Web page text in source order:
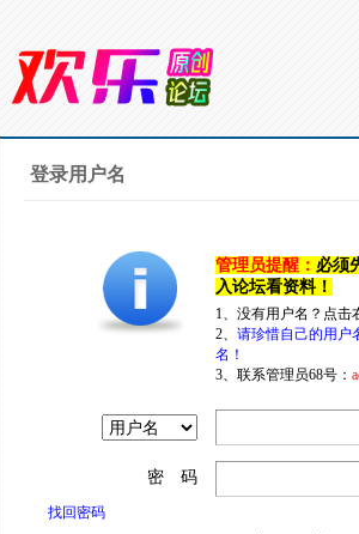
登录用户名
管理员提醒： 必须
入论坛看资料！
1、没有用户名？点
2、 请珍惜自己的用户
名！
3、联系管理员68号：
密 码
找回密码